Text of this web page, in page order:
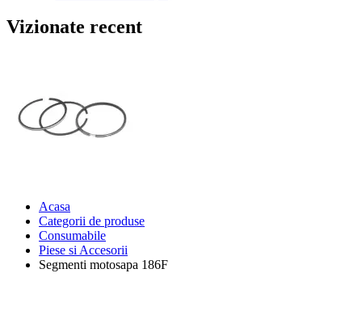
Vizionate recent
Acasa
Categorii de produse
Consumabile
Piese si Accesorii
Segmenti motosapa 186F